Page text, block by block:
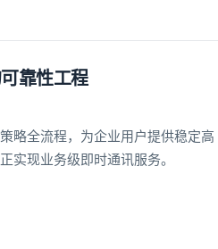
靠性工程
略全流程，为企业用户提供稳定高
实现业务级即时通讯服务。
交